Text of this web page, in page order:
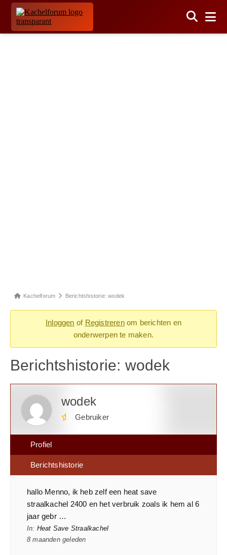
Kachelforum Berichtshistorie: wodek
Inloggen of Registrerenom berichten en
onderwerpen te maken.
Berichtshistorie: wodek
wodek
Gebruiker
Profiel
Berichtshistorie
hallo Menno, ik heb zelf een heat save
straalkachel 2400 en het verbruik zoals ik hem al 6
jaar gebr …
In: Heat Save Straalkachel
8 maanden geleden